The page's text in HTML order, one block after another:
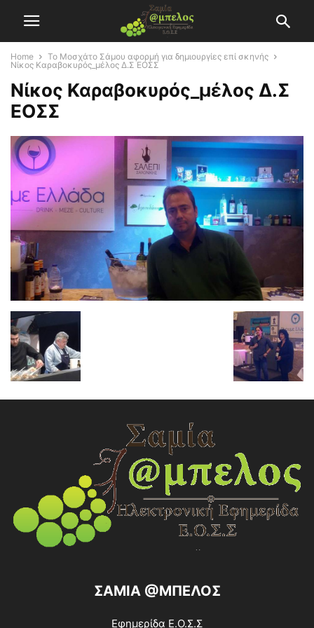
Home
Το Μοσχάτο Σάμου αφορμή για δημιουργίες επί σκηνής
Νίκος Καραβοκυρός_μέλος Δ.Σ ΕΟΣΣ
Νίκος Καραβοκυρός_μέλος Δ.Σ
ΕΟΣΣ
ΣΑΜΙΑ @ΜΠΕΛΟΣ
Εφημερίδα Ε.Ο.Σ.Σ